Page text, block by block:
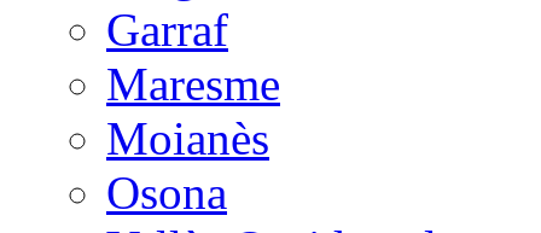
Garraf
Maresme
Moianès
Osona